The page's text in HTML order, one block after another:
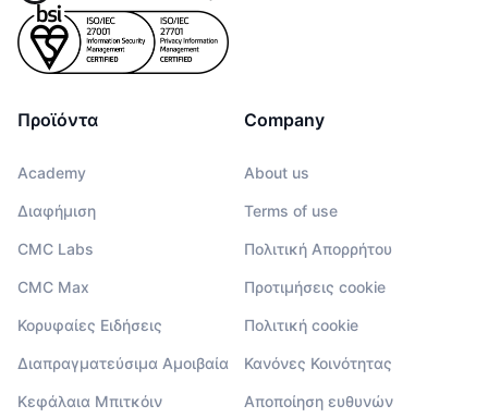
Προϊόντα
Academy
Διαφήμιση
CMC Labs
CMC Max
Κορυφαίες Ειδήσεις
Διαπραγματεύσιμα Αμοιβαία
Κεφάλαια Μπιτκόιν
Company
About us
Terms of use
Πολιτική Απορρήτου
Προτιμήσεις cookie
Πολιτική cookie
Κανόνες Κοινότητας
Αποποίηση ευθυνών